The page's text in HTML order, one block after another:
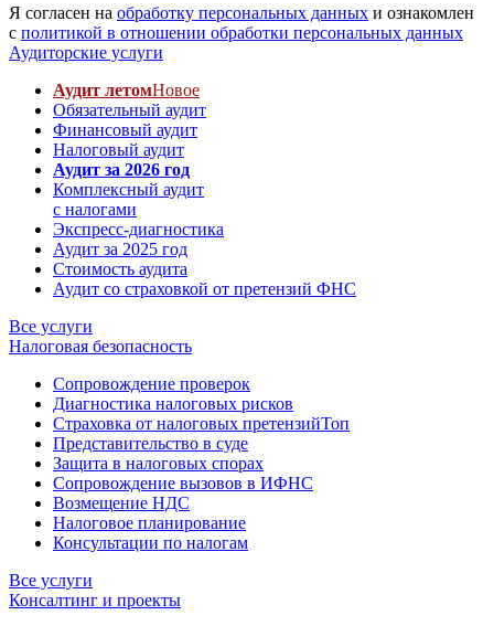
Я согласен на обработку персональных данных и ознакомлен
с политикой в отношении обработки персональных данных
Аудиторские услуги
Аудит летомНовое
Обязательный аудит
Финансовый аудит
Налоговый аудит
Аудит за 2026 год
Комплексный аудит
с налогами
Экспресс-диагностика
Аудит за 2025 год
Стоимость аудита
Аудит со страховкой от претензий ФНС
Все услуги
Налоговая безопасность
Сопровождение проверок
Диагностика налоговых рисков
Страховка от налоговых претензийТоп
Представительство в суде
Защита в налоговых спорах
Сопровождение вызовов в ИФНС
Возмещение НДС
Налоговое планирование
Консультации по налогам
Все услуги
Консалтинг и проекты